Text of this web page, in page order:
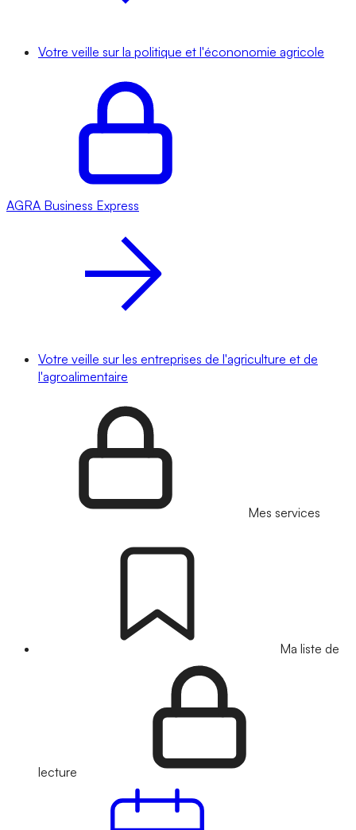
Votre veille sur la politique et l'écononomie agricole
AGRA Business Express
Votre veille sur les entreprises de l'agriculture et de
l'agroalimentaire
Mes services
Ma liste de
lecture